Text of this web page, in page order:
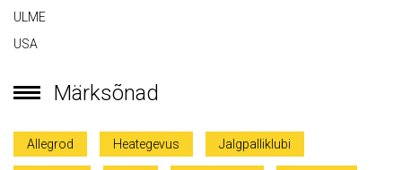
ULME
USA
Märksõnad
Allegrod Heategevus Jalgpalliklubi